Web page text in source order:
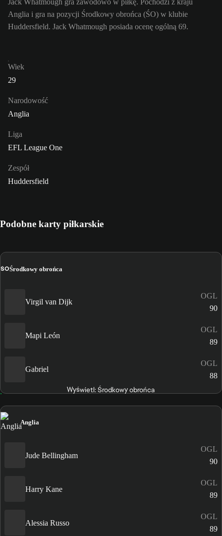
Jack Whatmough gra zawodowo w piłkę. Pochodzi z kraju
Anglia i gra na pozycji Środkowy obrońca (ŚO) w klubie
Huddersfield. Jack Whatmough posiada ocenę ogólną 69.
Wiek
29
Narodowość
Anglia
Liga
EFL League One
Zespół
Huddersfield
Podobne karty piłkarskie
ŚOŚrodkowy obrońca
Virgil van Dijk
OGL
90
Mapi León
OGL
89
Gabriel
OGL
88
Wyświetl: Środkowy obrońca
Anglia
Jude Bellingham
OGL
90
Harry Kane
OGL
89
Alessia Russo
OGL
89